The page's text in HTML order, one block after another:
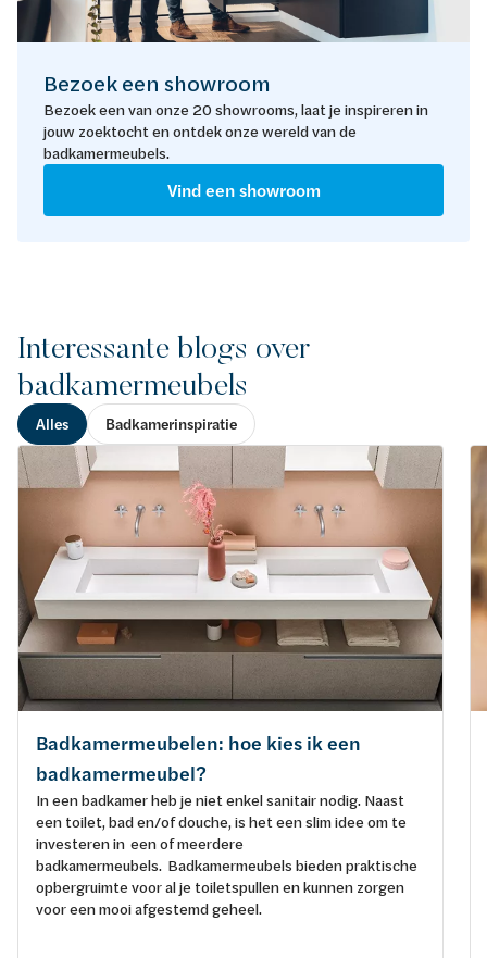
Bezoek een showroom
Bezoek een van onze 20 showrooms, laat je inspireren in
jouw zoektocht en ontdek onze wereld van de
badkamermeubels.
Vind een showroom
Interessante blogs over
badkamermeubels
Alles Badkamerinspiratie
Badkamermeubelen: hoe kies ik een
badkamermeubel?
In een badkamer heb je niet enkel sanitair nodig. Naast
een toilet, bad en/of douche, is het een slim idee om te
investeren in een of meerdere
badkamermeubels. Badkamermeubels bieden praktische
opbergruimte voor al je toiletspullen en kunnen zorgen
voor een mooi afgestemd geheel.